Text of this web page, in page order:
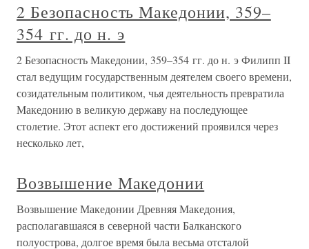
2 Безопасность Македонии, 359–
354 гг. до н. э
2 Безопасность Македонии, 359–354 гг. до н. э Филипп II
стал ведущим государственным деятелем своего времени,
созидательным политиком, чья деятельность превратила
Македонию в великую державу на последующее
столетие. Этот аспект его достижений проявился через
несколько лет,
Возвышение Македонии
Возвышение Македонии Древняя Македония,
располагавшаяся в северной части Балканского
полуострова, долгое время была весьма отсталой